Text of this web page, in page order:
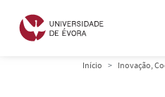
Início Inovação,